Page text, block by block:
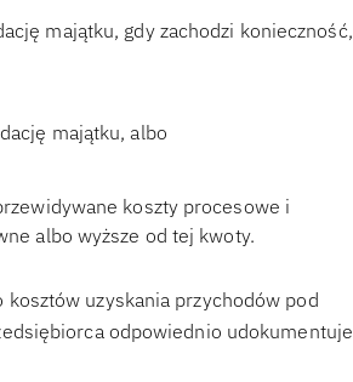
majątku, gdy zachodzi konieczność,
majątku, albo
koszty procesowe i
albo wyższe od tej kwoty.
uzyskania przychodów pod
odpowiednio udokumentuje